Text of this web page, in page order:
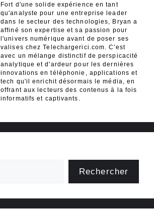
Fort d'une solide expérience en tant
qu'analyste pour une entreprise leader
dans le secteur des technologies, Bryan a
affiné son expertise et sa passion pour
l'univers numérique avant de poser ses
valises chez Telechargerici.com. C'est
avec un mélange distinctif de perspicacité
analytique et d'ardeur pour les dernières
innovations en téléphonie, applications et
tech qu'il enrichit désormais le média, en
offrant aux lecteurs des contenus à la fois
informatifs et captivants.
Rechercher